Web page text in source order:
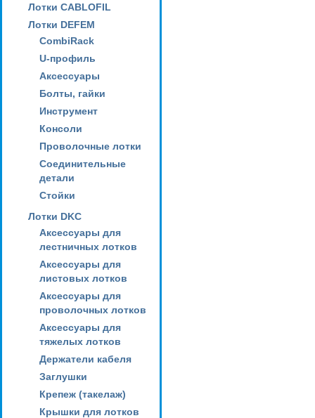
Лотки CABLOFIL
Лотки DEFEM
CombiRack
U-профиль
Аксессуары
Болты, гайки
Инструмент
Консоли
Проволочные лотки
Соединительные
детали
Стойки
Лотки DKC
Аксессуары для
лестничных лотков
Аксессуары для
листовых лотков
Аксессуары для
проволочных лотков
Аксессуары для
тяжелых лотков
Держатели кабеля
Заглушки
Крепеж (такелаж)
Крышки для лотков